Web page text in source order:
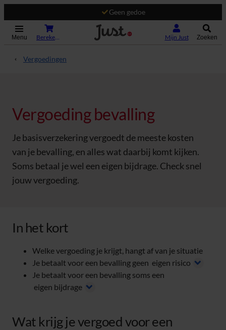
Geen gedoe
Menu Mijn Just Zoeken
Vergoedingen
Vergoeding bevalling
Je basisverzekering vergoedt de meeste kosten
van je bevalling, en alles wat daarbij komt kijken.
Soms betaal je wel een eigen bijdrage. Check snel
jouw vergoeding.
In het kort
Welke vergoeding je krijgt, hangt af van je situatie
Je betaalt voor een bevalling geen eigen risico
Je betaalt voor een bevalling soms een
eigen bijdrage
Wat krijg je vergoed voor een